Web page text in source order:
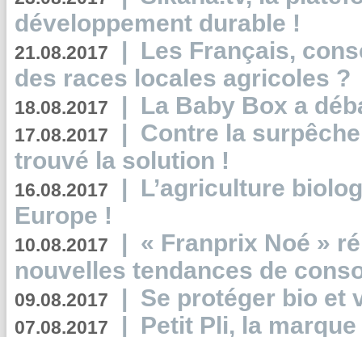
développement durable !
21.08.2017 | Les Français,
des races locales agricoles ?
18.08.2017 | La Baby Box a
17.08.2017 | Contre la
trouvé la solution !
16.08.2017 | L’agriculture
Europe !
10.08.2017 | « Franprix Noé »
nouvelles tendances de
09.08.2017 | Se protéger bio et
07.08.2017 | Petit Pli, la